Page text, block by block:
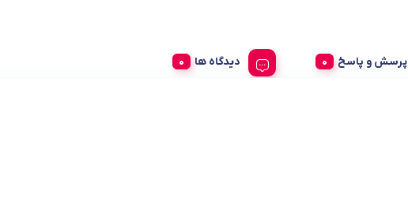
پرسش و پاسخ دیدگاه ها